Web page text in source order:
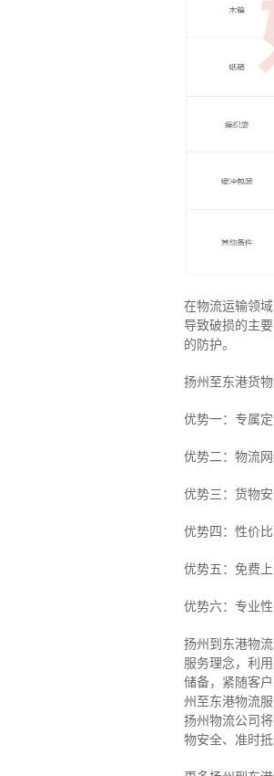
在物流运输领
导致破损的主
的防护。
扬州至东港货
优势一：专属
优势二：物流
优势三：货物
优势四：性价
优势五：免费
优势六：专业
扬州到东港物
服务理念，利
储备，紧随客
州至东港物流服
扬州物流公司
物安全、准时